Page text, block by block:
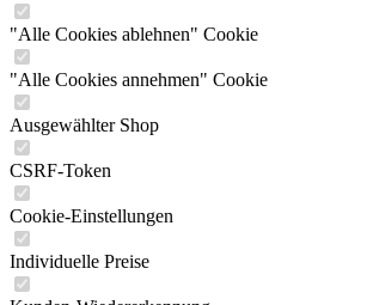
"Alle Cookies ablehnen" Cookie
"Alle Cookies annehmen" Cookie
Ausgewählter Shop
CSRF-Token
Cookie-Einstellungen
Individuelle Preise